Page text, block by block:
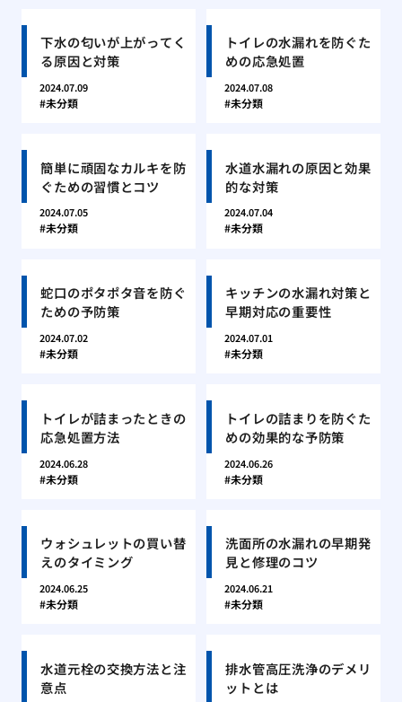
下水の匂いが上がってく
る原因と対策
2024.07.09
未分類
トイレの水漏れを防ぐた
めの応急処置
2024.07.08
未分類
簡単に頑固なカルキを防
ぐための習慣とコツ
2024.07.05
未分類
水道水漏れの原因と効果
的な対策
2024.07.04
未分類
蛇口のポタポタ音を防ぐ
ための予防策
2024.07.02
未分類
キッチンの水漏れ対策と
早期対応の重要性
2024.07.01
未分類
トイレが詰まったときの
応急処置方法
2024.06.28
未分類
トイレの詰まりを防ぐた
めの効果的な予防策
2024.06.26
未分類
ウォシュレットの買い替
えのタイミング
2024.06.25
未分類
洗面所の水漏れの早期発
見と修理のコツ
2024.06.21
未分類
水道元栓の交換方法と注
意点
排水管高圧洗浄のデメリ
ットとは